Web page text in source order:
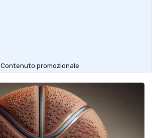
Contenuto promozionale